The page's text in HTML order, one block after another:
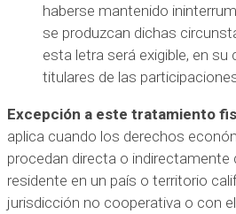
haberse mantenido
se produzcan dichas
esta letra será exigible, en su
titulares de las
Excepción a este tratamiento
aplica cuando los derechos
procedan directa o indirectamente
residente en un país o territorio
jurisdicción no cooperativa o con